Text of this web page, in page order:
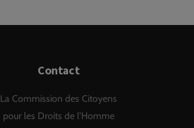
Contact
La Commission des Citoyens
pour les Droits de l'Homme